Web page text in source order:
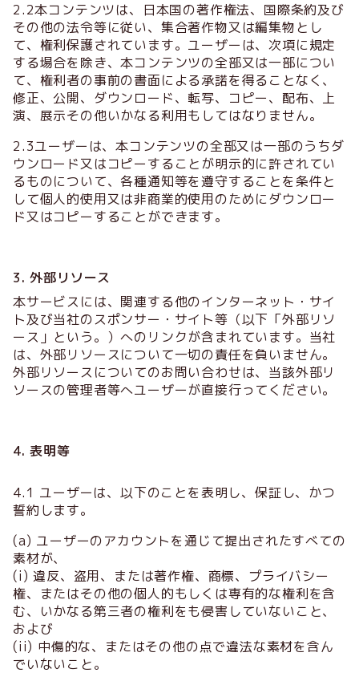
2.2本コンテンツは、日本国の著作権法、国際条約及び
その他の法令等に従い、集合著作物又は編集物とし
て、権利保護されています。ユーザーは、次項に規定
する場合を除き、本コンテンツの全部又は一部につい
て、権利者の事前の書面による承諾を得ることなく、
修正、公開、ダウンロード、転写、コピー、配布、上
演、展示その他いかなる利用もしてはなりません。
2.3ユーザーは、本コンテンツの全部又は一部のうちダ
ウンロード又はコピーすることが明示的に許されてい
るものについて、各種通知等を遵守することを条件と
して個人的使用又は非商業的使用のためにダウンロー
ド又はコピーすることができます。
3. 外部リソース
本サービスには、関連する他のインターネット・サイ
ト及び当社のスポンサー・サイト等（以下「外部リソ
ース」という。）へのリンクが含まれています。当社
は、外部リソースについて一切の責任を負いません。
外部リソースについてのお問い合わせは、当該外部リ
ソースの管理者等へユーザーが直接行ってください。
4. 表明等
4.1 ユーザーは、以下のことを表明し、保証し、かつ
誓約します。
(a) ユーザーのアカウントを通じて提出されたすべての
素材が、
(i) 違反、盗用、または著作権、商標、プライバシー
権、またはその他の個人的もしくは専有的な権利を含
む、いかなる第三者の権利をも侵害していないこと、
および
(ii) 中傷的な、またはその他の点で違法な素材を含ん
でいないこと。